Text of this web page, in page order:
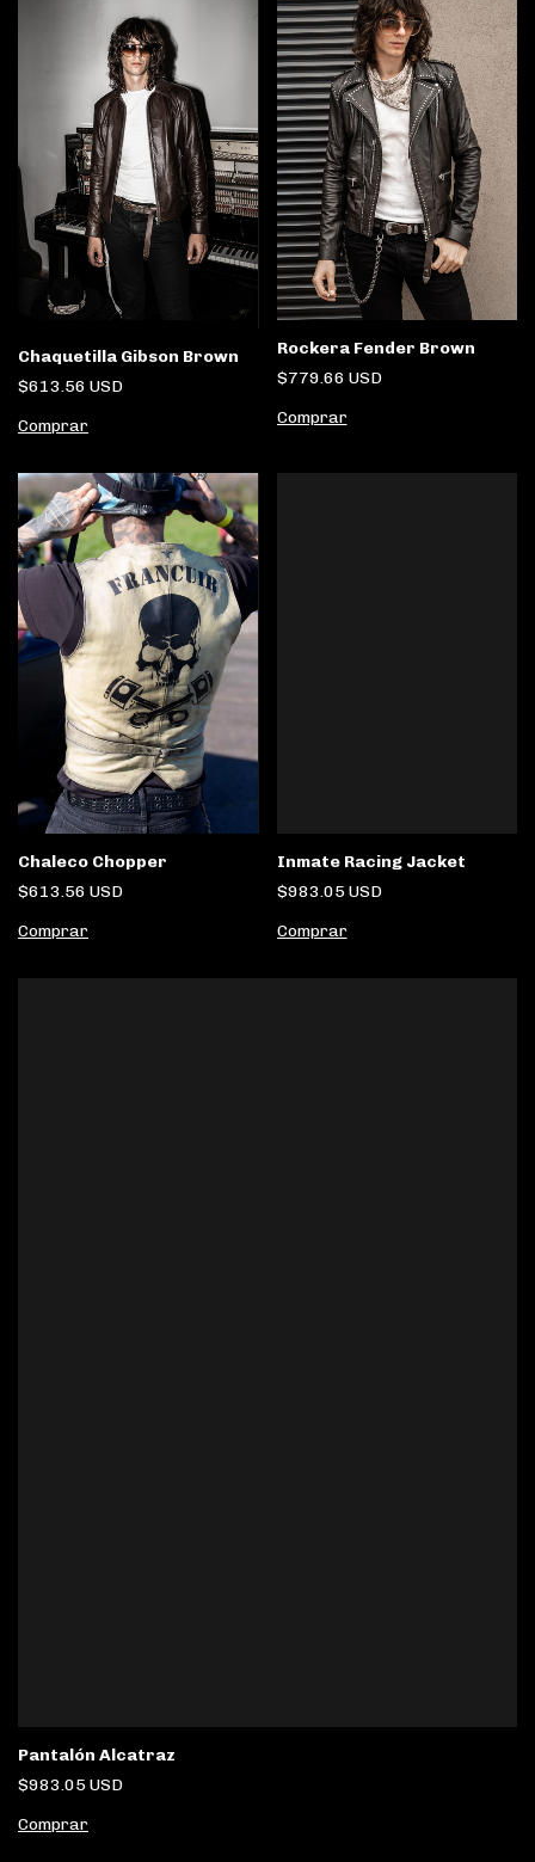
Chaquetilla Gibson Brown
$613.56 USD
Comprar
Rockera Fender Brown
$779.66 USD
Comprar
Chaleco Chopper
$613.56 USD
Comprar
Inmate Racing Jacket
$983.05 USD
Comprar
Pantalón Alcatraz
$983.05 USD
Comprar